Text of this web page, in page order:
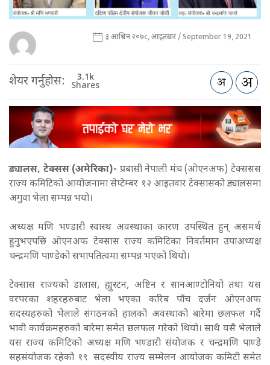
३ आश्विन २०७८, आइतबार / September 19, 2021
शेयर गर्नुहोस: 3.1k
Shares
ड्यालस, टेक्सस (अमेरिका)- प्रबासी नेपाली मंच (ओएनअफ) टेक्ससस
राज्य कमिटिको आयोजनामा सेप्टेम्बर १२ आइतवार टेक्सासको ड्यालसमा
अगुवा भेला सम्पन्न भयो।
अध्यक्ष मणि भण्डारी स्वास्थ अवस्थाका कारण उपस्थित हुन् असमर्थ
हुनुभएपछि ओएनअफ टेक्सास राज्य कमिटिका निवर्तमान उपाअध्यक्ष
चन्द्रमणि पाण्डेको सभापतित्वमा सम्पन्न भएको थियो।
टेक्सास राज्यको डालास, ह्युस्टन, अष्टिन र सानआण्टोनियो तथा यस
वरपरका शहरहरुबाट भेला भएका करिब पाँच दर्जन ओएनअफ
सदस्यहरुको भेलाले संगठनको हालको अवस्थाको बारेमा छलफल गर्दै
भावी कार्यक्रमहरुको बारेमा समेत छलफल गरेको थियो। साथै यसै भेलाले
यस राज्य कमिटिको अध्यक्ष मणि भण्डारी संयोजक र चन्द्रमणि पाण्डे
सहसंयोजक रहेको १९ सदस्यीय राज्य सम्मेलन आयोजक कमिटी समेत